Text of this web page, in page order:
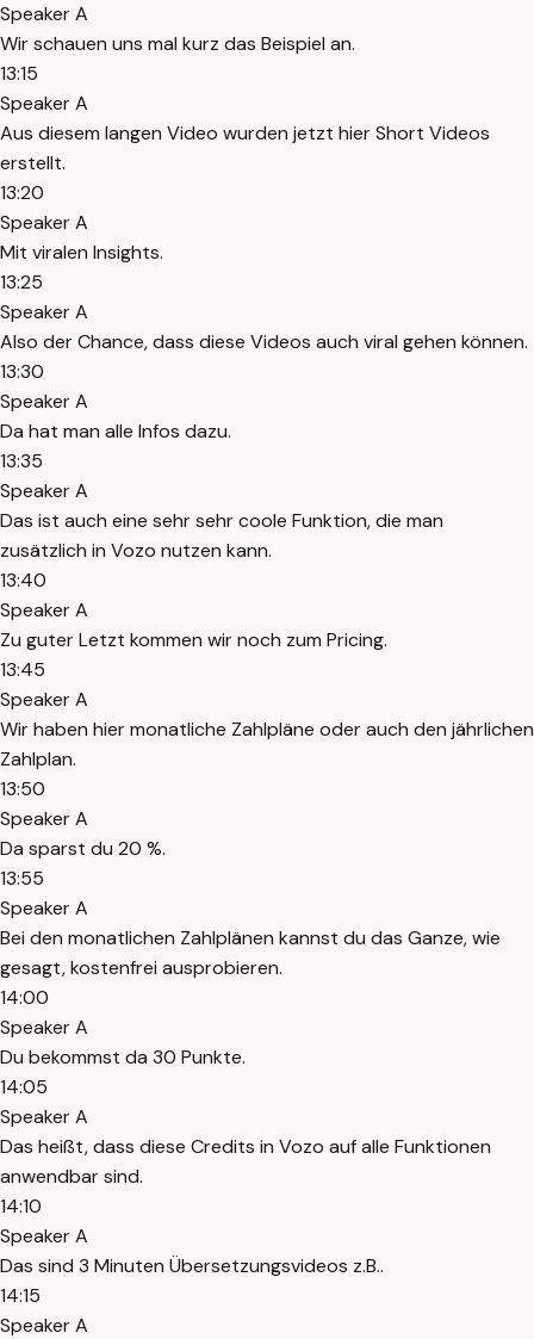
Speaker A
Wir schauen uns mal kurz das Beispiel an.
13:15
Speaker A
Aus diesem langen Video wurden jetzt hier Short Videos
erstellt.
13:20
Speaker A
Mit viralen Insights.
13:25
Speaker A
Also der Chance, dass diese Videos auch viral gehen können.
13:30
Speaker A
Da hat man alle Infos dazu.
13:35
Speaker A
Das ist auch eine sehr sehr coole Funktion, die man
zusätzlich in Vozo nutzen kann.
13:40
Speaker A
Zu guter Letzt kommen wir noch zum Pricing.
13:45
Speaker A
Wir haben hier monatliche Zahlpläne oder auch den jährlichen
Zahlplan.
13:50
Speaker A
Da sparst du 20 %.
13:55
Speaker A
Bei den monatlichen Zahlplänen kannst du das Ganze, wie
gesagt, kostenfrei ausprobieren.
14:00
Speaker A
Du bekommst da 30 Punkte.
14:05
Speaker A
Das heißt, dass diese Credits in Vozo auf alle Funktionen
anwendbar sind.
14:10
Speaker A
Das sind 3 Minuten Übersetzungsvideos z.B..
14:15
Speaker A